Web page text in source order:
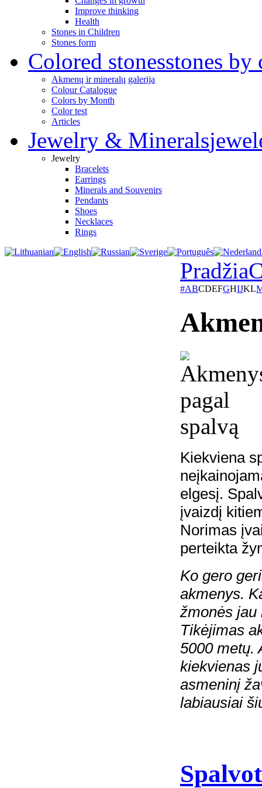
Improve thinking
Health
Stones in Children
Stones form
Colored stonesstones by
Akmenų ir mineralų galerija
Colour Catalogue
Colors by Month
Color test
Articles
Jewelry & Minerals
Jewelry
Bracelets
Earrings
Minerals and Souvenirs
Pendants
Shoes
Necklaces
Rings
Pradžia
#ABCDEFGHIJKL
Kiekviena
elgesį.
įvaizdį
Norimas
perteikta
Ko gero
akmenys.
žmonės jau
Tikėjimas
5000 metų.
kiekvienas
asmeninį
labiausiai